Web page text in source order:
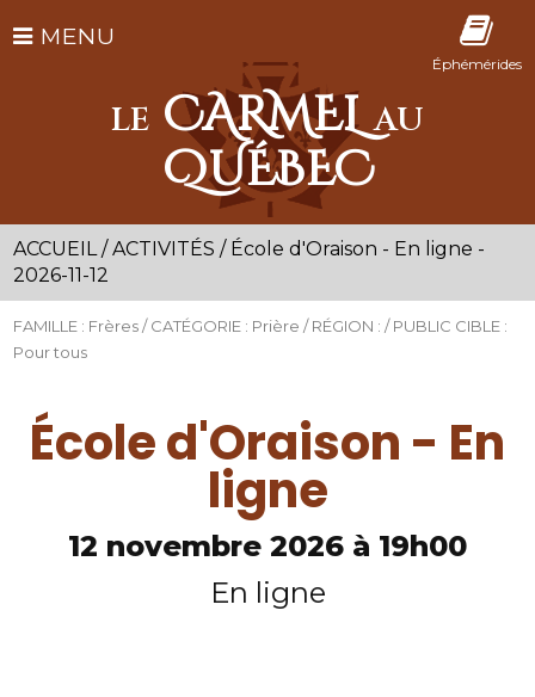
Éphémérides
MENU
LE CARMELAU
QUÉBEC
ACCUEIL /ACTIVITÉS / École d'Oraison - En ligne -
2026-11-12
FAMILLE : Frères / CATÉGORIE : Prière / RÉGION : / PUBLIC CIBLE :
Pour tous
École d'Oraison - En
ligne
12 novembre 2026 à 19h00
En ligne